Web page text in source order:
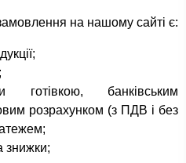
на нашому сайті є:
готівкою, банківським
розрахунком (з ПДВ і без
знижки;